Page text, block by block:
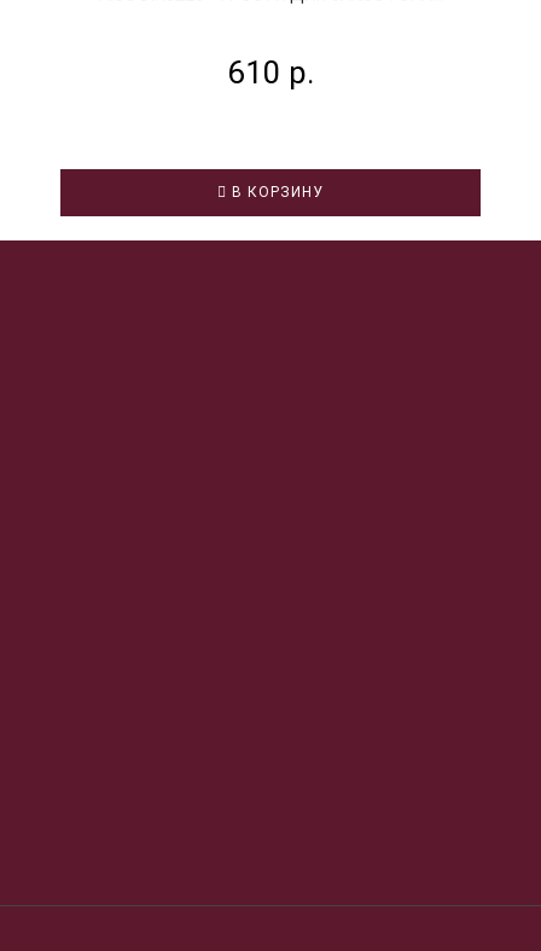
610 р.
В КОРЗИНУ